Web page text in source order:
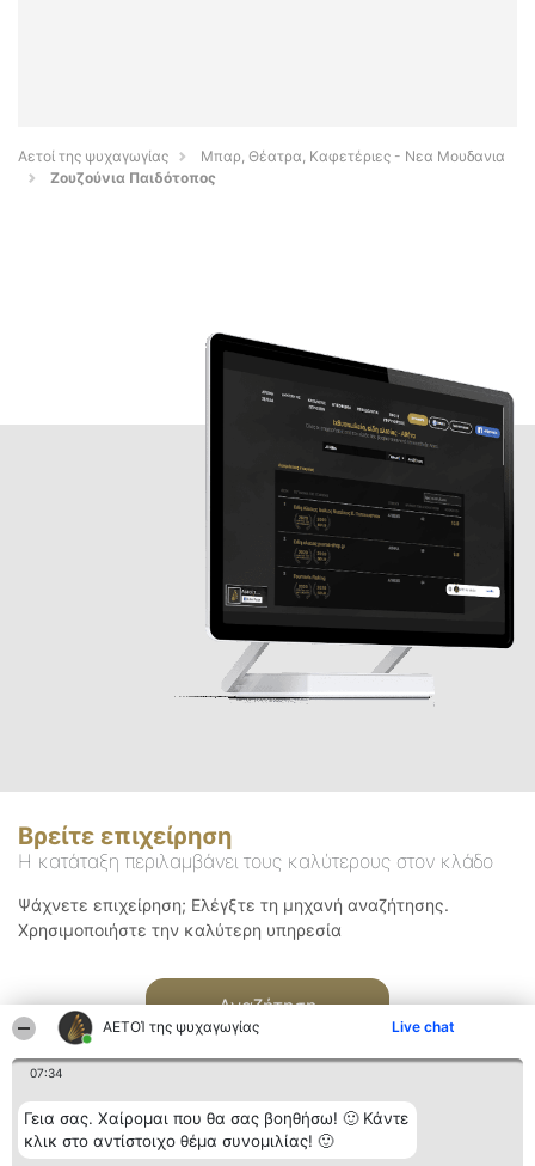
ΑΕΤΟΊ της ψυχαγωγίας Live chat
07:34
Γεια σας. Χαίρομαι που θα σας βοηθήσω! 🙂 Κάντε
κλικ στο αντίστοιχο θέμα συνομιλίας! 🙂
Αετοί της ψυχαγωγίας
Μπαρ, Θέατρα, Καφετέριες - Νεα Μουδανια
Ζουζούνια Παιδότοπος
Βρείτε επιχείρηση
Η κατάταξη περιλαμβάνει τους καλύτερους στον κλάδο
Ψάχνετε επιχείρηση; Ελέγξτε τη μηχανή αναζήτησης.
Χρησιμοποιήστε την καλύτερη υπηρεσία
Αναζήτηση